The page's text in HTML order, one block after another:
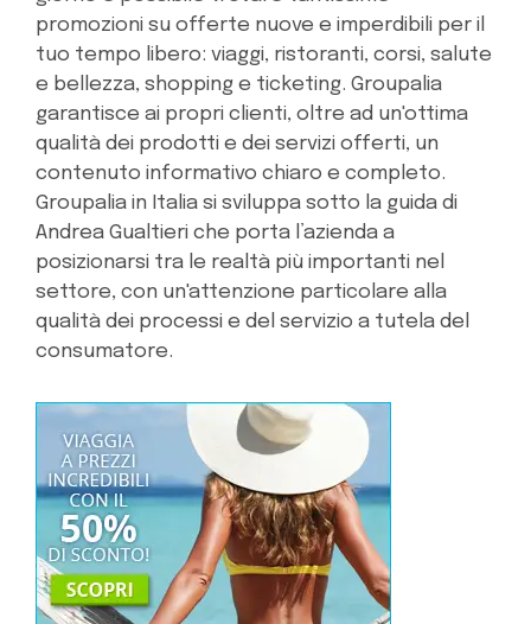
promozioni su offerte nuove e imperdibili per il
tuo tempo libero: viaggi, ristoranti, corsi, salute
e bellezza, shopping e ticketing. Groupalia
garantisce ai propri clienti, oltre ad un'ottima
qualità dei prodotti e dei servizi offerti, un
contenuto informativo chiaro e completo.
Groupalia in Italia si sviluppa sotto la guida di
Andrea Gualtieri che porta l’azienda a
posizionarsi tra le realtà più importanti nel
settore, con un'attenzione particolare alla
qualità dei processi e del servizio a tutela del
consumatore.